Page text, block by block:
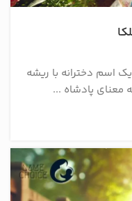
اسم دخترانه با ریشه
معنای پادشاه ...